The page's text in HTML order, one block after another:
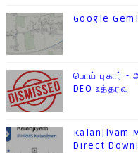
Google
பொய் புகார் -
DEO உத்தரவு
Kalanjiyam
Direct